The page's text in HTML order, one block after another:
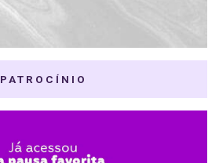
PATROCÍNIO